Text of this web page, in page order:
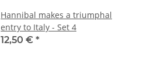
Hannibal makes a triumphal
entry to Italy - Set 4
12,50 € *